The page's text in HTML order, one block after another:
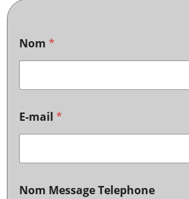
Nom *
E-mail *
Nom Message Telephone